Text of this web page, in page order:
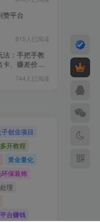
赞平台
815人已阅读
法：手把手教
卡、赚差价、
744人已阅读
创业项目
开教程
黄金量化
保装饰
理
台赚钱